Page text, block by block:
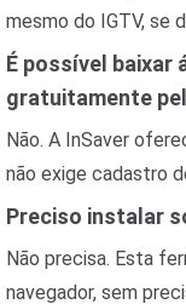
mesmo do IGTV, se
É possível baixar
gratuitamente
Não. A InSaver
não exige cadastro
Preciso instalar
Não precisa. Esta
navegador, sem